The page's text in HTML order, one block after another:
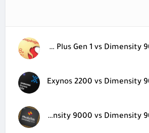
Snapdragon 8 Plus Gen 1 vs Dimensity 9000 Plus
Exynos 2200 vs Dimensity
Dimensity 9000 vs Dimensity 9000 Plus